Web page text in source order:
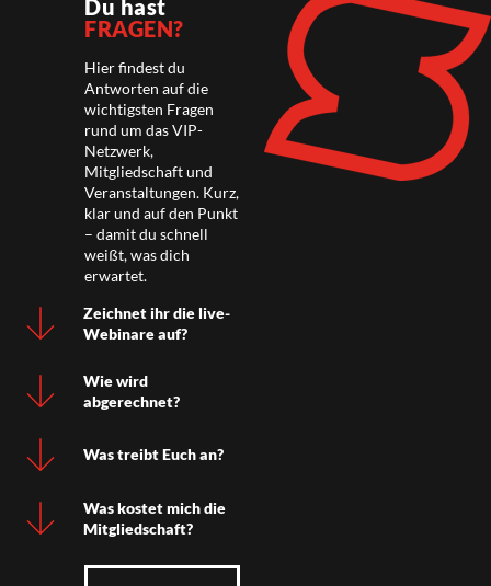
Du hast
FRAGEN?
Hier findest du
Antworten auf die
wichtigsten Fragen
rund um das VIP-
Netzwerk,
Mitgliedschaft und
Veranstaltungen. Kurz,
klar und auf den Punkt
– damit du schnell
weißt, was dich
erwartet.
Zeichnet ihr die live-
Webinare auf?
Wie wird
abgerechnet?
Was treibt Euch an?
Was kostet mich die
Mitgliedschaft?